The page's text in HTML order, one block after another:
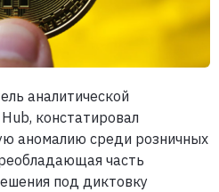
аналитической
констатировал
аномалию среди розничных
часть
под диктовку